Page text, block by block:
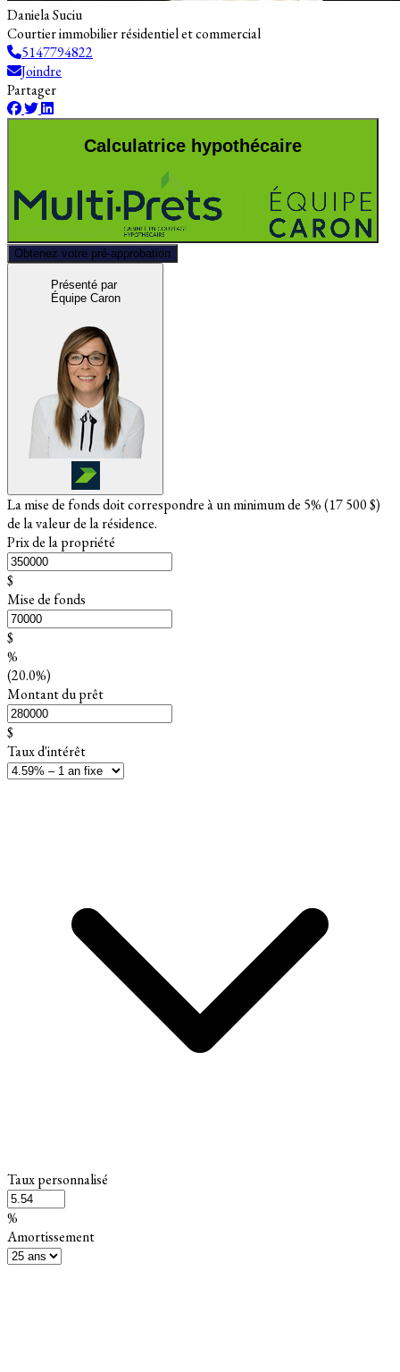
Daniela Suciu
Courtier immobilier résidentiel et commercial
5147794822
Joindre
Partager
Calculatrice hypothécaire
Obtenez votre pré-approbation
Présenté par
Équipe Caron
La mise de fonds doit correspondre à un minimum de 5% (17 500 $)
de la valeur de la résidence.
Prix de la propriété
$
Mise de fonds
$
%
(20.0%)
Montant du prêt
$
Taux d'intérêt
Taux personnalisé
%
Amortissement